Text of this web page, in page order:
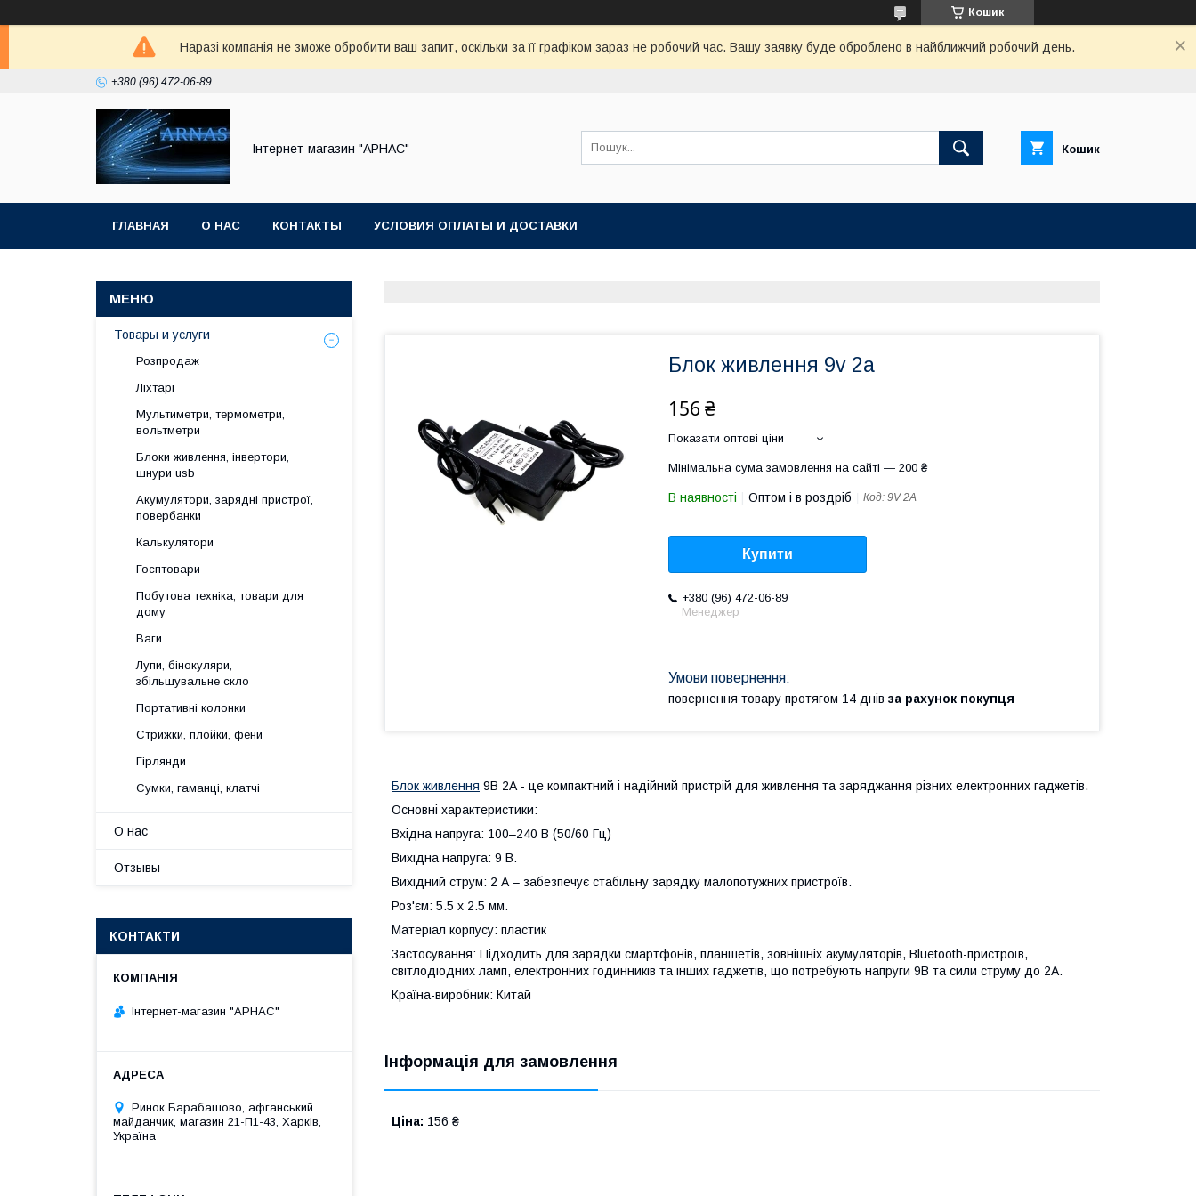
Кошик
Наразі компанія не зможе обробити ваш запит, оскільки за її графіком зараз не робочий час. Вашу заявку буде оброблено в найближчий робочий день.
+380 (96) 472-06-89
Інтернет-магазин "АРНАС" Кошик
ГЛАВНАЯ О НАС КОНТАКТЫ УСЛОВИЯ ОПЛАТЫ И ДОСТАВКИ
Блок живлення 9v 2a
156 ₴
Показати оптові ціни
Мінімальна сума замовлення на сайті — 200 ₴
В наявності Оптом і в роздріб Код: 9V 2A
Купити
+380 (96) 472-06-89
Менеджер
повернення товару протягом 14 днів за рахунок покупця
Блок живлення 9В 2А - це компактний і надійний пристрій для живлення та заряджання різних електронних гаджетів.
Основні характеристики:
Вхідна напруга: 100–240 В (50/60 Гц)
Вихідна напруга: 9 В.
Вихідний струм: 2 А – забезпечує стабільну зарядку малопотужних пристроїв.
Роз'єм: 5.5 x 2.5 мм.
Матеріал корпусу: пластик
Застосування: Підходить для зарядки смартфонів, планшетів, зовнішніх акумуляторів, Bluetooth-пристроїв,
світлодіодних ламп, електронних годинників та інших гаджетів, що потребують напруги 9В та сили струму до 2А.
Країна-виробник: Китай
Інформація для замовлення
Ціна: 156 ₴
Товары и услуги
Розпродаж
Ліхтарі
Мультиметри, термометри,
вольтметри
Блоки живлення, інвертори,
шнури usb
Акумулятори, зарядні пристрої,
повербанки
Калькулятори
Госптовари
Побутова техніка, товари для
дому
Ваги
Лупи, бінокуляри,
збільшувальне скло
Портативні колонки
Стрижки, плойки, фени
Гірлянди
Сумки, гаманці, клатчі
О нас
Отзывы
КОНТАКТИ
Інтернет-магазин "АРНАС"
Ринок Барабашово, афганський
майданчик, магазин 21-П1-43, Харків,
Україна